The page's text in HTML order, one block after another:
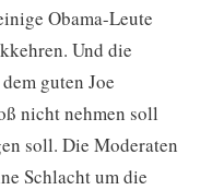
Obama-Leute
Und die
guten Joe
nicht nehmen soll
soll. Die Moderaten
Schlacht um die